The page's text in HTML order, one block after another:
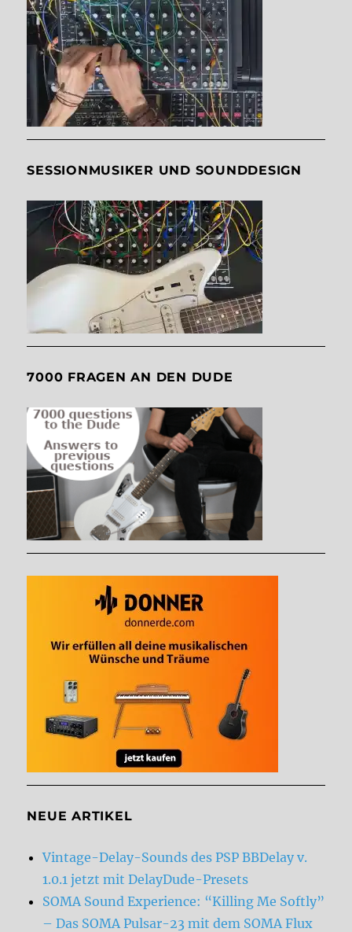
SESSIONMUSIKER UND SOUNDDESIGN
7000 FRAGEN AN DEN DUDE
NEUE ARTIKEL
Vintage-Delay-Sounds des PSP BBDelay v.
1.0.1 jetzt mit DelayDude-Presets
SOMA Sound Experience: “Killing Me Softly”
– Das SOMA Pulsar-23 mit dem SOMA Flux